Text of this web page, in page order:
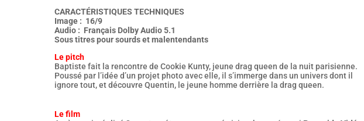
CARACTÉRISTIQUES TECHNIQUES
Image : 16/9
Audio : Français Dolby Audio 5.1
Sous titres pour sourds et malentendants
Le pitch
Baptiste fait la rencontre de Cookie Kunty, jeune drag queen de la nuit parisienne.
Poussé par l’idée d’un projet photo avec elle, il s’immerge dans un univers dont il
ignore tout, et découvre Quentin, le jeune homme derrière la drag queen.
Le film